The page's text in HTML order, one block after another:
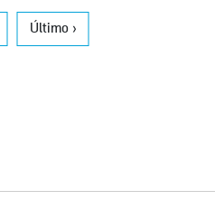
Último ›